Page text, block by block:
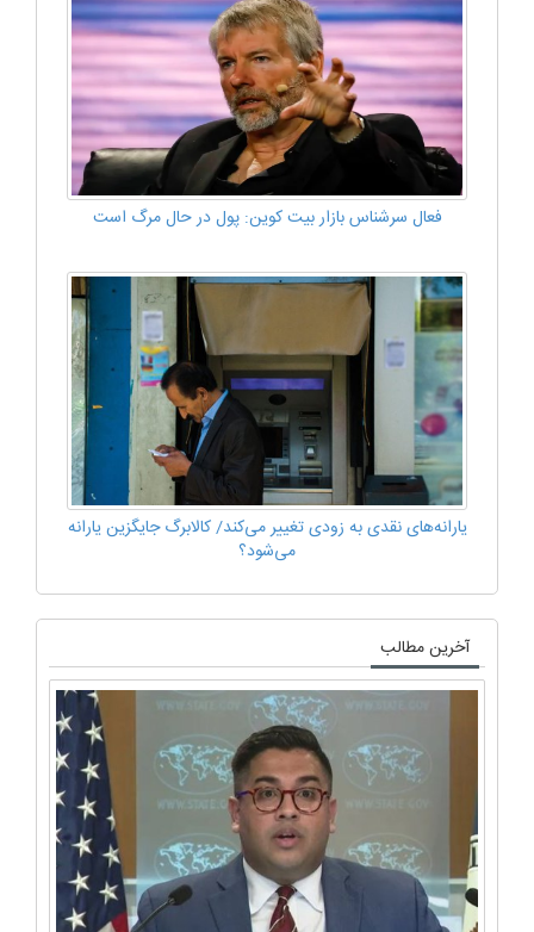
فعال سرشناس بازار بیت کوین: پول در حال مرگ است
یارانه‌های نقدی به زودی تغییر می‌کند/ کالابرگ جایگزین یارانه
می‌شود؟
آخرین مطالب